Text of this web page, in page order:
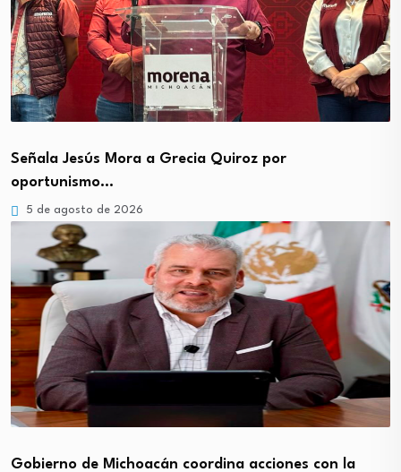
Señala Jesús Mora a Grecia Quiroz por
oportunismo…
5 de agosto de 2026
Gobierno de Michoacán coordina acciones con la